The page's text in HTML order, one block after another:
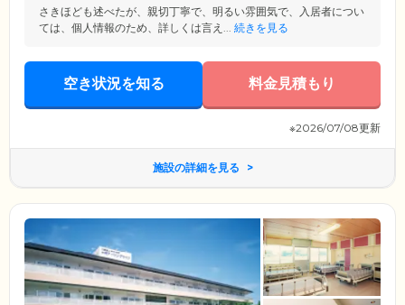
さきほども述べたが、親切丁寧で、明るい雰囲気で、入居者につい
ては、個人情報のため、詳しくは言え... 続きを見る
空き状況を知る 料金見積もり
※2026/07/08更新
施設の詳細を見る